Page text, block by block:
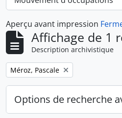
, 1 résultats
Aperçu avant impression
Affichage de 1
Description archivistique
Remove filter:
Méroz, Pascale
Options de recherche